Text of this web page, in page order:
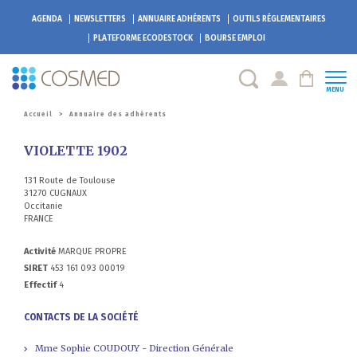
AGENDA NEWSLETTERS ANNUAIRE ADHÉRENTS
OUTILS RÉGLEMENTAIRES
PLATEFORMEECODESTOCK BOURSE EMPLOI
MENU
Accueil > Annuaire des adhérents
VIOLETTE 1902
131 Route de Toulouse
31270 CUGNAUX
Occitanie
FRANCE
Activité MARQUE PROPRE
SIRET 453 161 093 00019
Effectif4
CONTACTS DE LA SOCIÉTÉ
Mme Sophie COUDOUY - Direction Générale